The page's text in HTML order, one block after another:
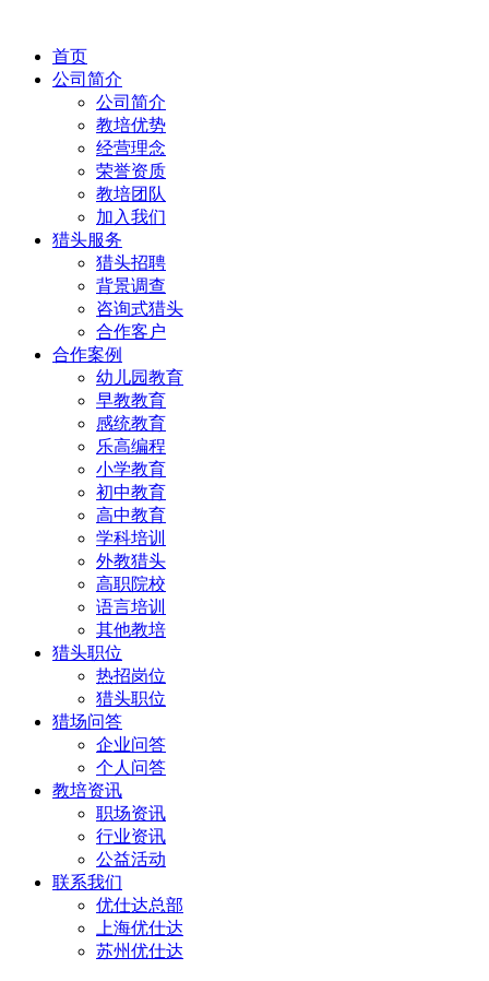
首页
公司简介
公司简介
教培优势
经营理念
荣誉资质
教培团队
加入我们
猎头服务
猎头招聘
背景调查
咨询式猎头
合作客户
合作案例
幼儿园教育
早教教育
感统教育
乐高编程
小学教育
初中教育
高中教育
学科培训
外教猎头
高职院校
语言培训
其他教培
猎头职位
热招岗位
猎头职位
猎场问答
企业问答
个人问答
教培资讯
职场资讯
行业资讯
公益活动
联系我们
优仕达总部
上海优仕达
苏州优仕达